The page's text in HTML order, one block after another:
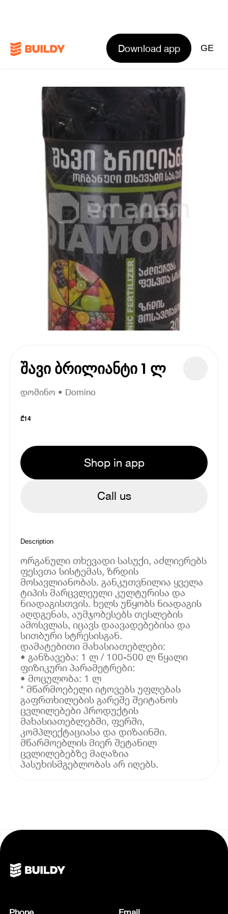
Download app GE
შავი ბრილიანტი 1 ლ
დომინო • Domino
₾14
Shop in app
Call us
Description
ორგანული თხევადი სასუქი, აძლიერებს
ფესვთა სისტემას, ზრდის
მოსავლიანობას. განკუთვნილია ყველა
ტიპის მარცვლეული კულტურისა და
ნიადაგისთვის. ხელს უწყობს ნიადაგის
აღდგენას, აუმჯობესებს თესლების
ამოსვლას, იცავს დაავადებებისა და
სითბური სტრესისგან.
დამატებითი მახასიათებლები:
• განზავება: 1 ლ / 100-500 ლ წყალი
ფიზიკური პარამეტრები:
• მოცულობა: 1 ლ
* მწარმოებელი იტოვებს უფლებას
გაფრთხილების გარეშე შეიტანოს
ცვლილებები პროდუქტის
მახასიათებლებში, ფერში,
კომპლექტაციასა და დიზაინში.
მწარმოებლის მიერ შეტანილ
ცვლილებებზე მაღაზია
პასუხისმგებლობას არ იღებს.